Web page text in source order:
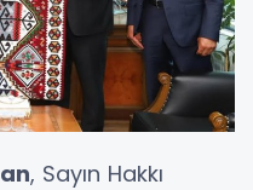
, Sayın Hakkı